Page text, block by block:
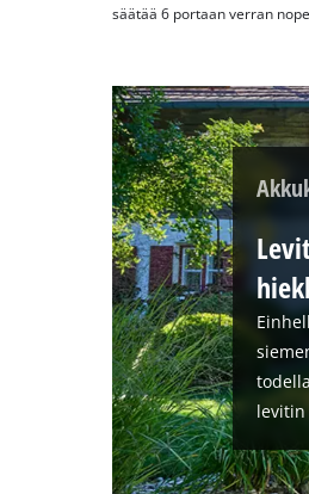
säätää 6 portaan verran